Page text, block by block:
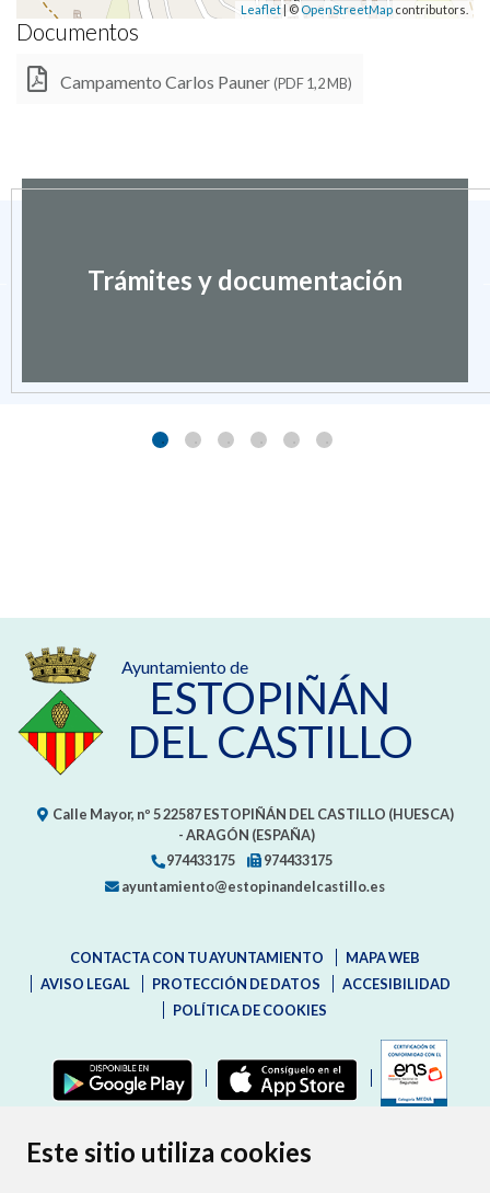
Este sitio utiliza cookies
Leaflet| © OpenStreetMap contributors.
Documentos
Campamento Carlos Pauner(PDF 1,2 MB)
Trámites y documentación
Ayuntamiento de
ESTOPIÑÁN
DEL CASTILLO
Calle Mayor, nº 522587 ESTOPIÑÁN DEL CASTILLO (HUESCA)
- ARAGÓN (ESPAÑA)
974433175
974433175
ayuntamiento@estopinandelcastillo.es
CONTACTA CON TU AYUNTAMIENTO
MAPA WEB
AVISO LEGAL
PROTECCIÓN DE DATOS
ACCESIBILIDAD
POLÍTICA DE COOKIES